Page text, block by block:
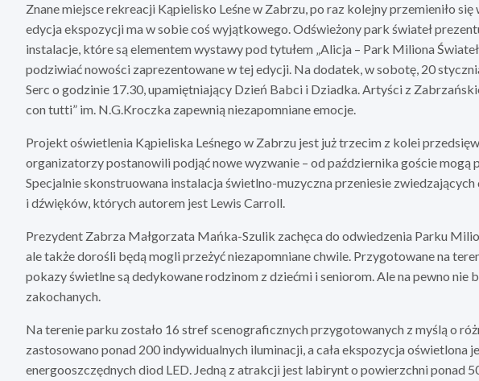
Znane miejsce rekreacji Kąpielisko Leśne w Zabrzu, po raz kolejny przemieniło
edycja ekspozycji ma w sobie coś wyjątkowego. Odświeżony park świateł
instalacje, które są elementem wystawy pod tytułem „Alicja – Park Miliona
podziwiać nowości zaprezentowane w tej edycji. Na dodatek, w sobotę, 20
Serc o godzinie 17.30, upamiętniający Dzień Babci i Dziadka. Artyści z
con tutti” im. N.G.Kroczka zapewnią niezapomniane emocje.
Projekt oświetlenia Kąpieliska Leśnego w Zabrzu jest już trzecim z kolei
organizatorzy postanowili podjąć nowe wyzwanie – od października goście mogą
Specjalnie skonstruowana instalacja świetlno-muzyczna przeniesie
i dźwięków, których autorem jest Lewis Carroll.
Prezydent Zabrza Małgorzata Mańka-Szulik zachęca do odwiedzenia Parku
ale także dorośli będą mogli przeżyć niezapomniane chwile. Przygotowane na
pokazy świetlne są dedykowane rodzinom z dziećmi i seniorom. Ale na pewno nie
zakochanych.
Na terenie parku zostało 16 stref scenograficznych przygotowanych z myślą o
zastosowano ponad 200 indywidualnych iluminacji, a cała ekspozycja oświetlona
energooszczędnych diod LED. Jedną z atrakcji jest labirynt o powierzchni ponad